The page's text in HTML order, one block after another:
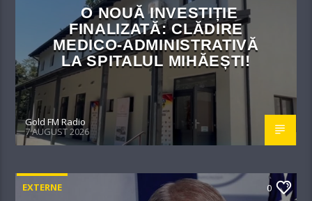
O NOUĂ INVESTIȚIE
FINALIZATĂ: CLĂDIRE
MEDICO-ADMINISTRATIVĂ
LA SPITALUL MIHĂEȘTI!​
Gold FM Radio
7 AUGUST 2026
EXTERNE 0